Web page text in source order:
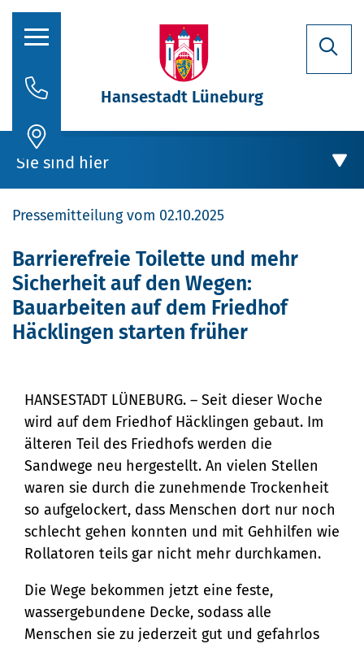
Aktuelles
Stadtporträt
Oberbürgermeisterin
Politik
Verwaltung
Stellenausschreibungen
Bürgerservice
Bürgeramt
Online-Dienste
Rückrufformular
Sag's uns einfach
Klimaschutz und Umwelt
Klimaschutz
Klimaanpassung
Grünes Lüneburg
Umwelt
Nachhaltigkeit
Bauen und Mobilität
Stadtentwicklung
Straßen- und
Brückenbau
Denkmalschutz
Kultur und Freizeit
Kulturhäuser und
Bibliotheken
Kulturreferat
Bildung
Bildung
Sicherheit und Ordnung
Hansestadt Lüneburg
Sie sind hier
Rathaus
Aktuelles
Friedhof Häcklingen …
Pressemitteilung vom 02.10.2025
Barrierefreie Toilette und mehr
Sicherheit auf den Wegen:
Bauarbeiten auf dem Friedhof
Häcklingen starten früher
HANSESTADT LÜNEBURG. – Seit dieser Woche
wird auf dem Friedhof Häcklingen gebaut. Im
älteren Teil des Friedhofs werden die
Sandwege neu hergestellt. An vielen Stellen
waren sie durch die zunehmende Trockenheit
so aufgelockert, dass Menschen dort nur noch
schlecht gehen konnten und mit Gehhilfen wie
Rollatoren teils gar nicht mehr durchkamen.
Die Wege bekommen jetzt eine feste,
wassergebundene Decke, sodass alle
Menschen sie zu jederzeit gut und gefahrlos